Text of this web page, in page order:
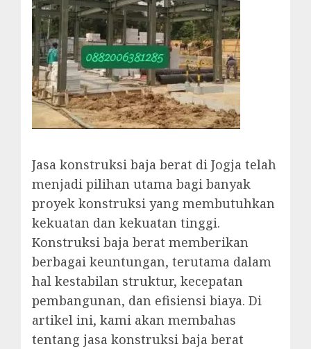
Jasa konstruksi baja berat di Jogja telah
menjadi pilihan utama bagi banyak
proyek konstruksi yang membutuhkan
kekuatan dan kekuatan tinggi.
Konstruksi baja berat memberikan
berbagai keuntungan, terutama dalam
hal kestabilan struktur, kecepatan
pembangunan, dan efisiensi biaya. Di
artikel ini, kami akan membahas
tentang jasa konstruksi baja berat